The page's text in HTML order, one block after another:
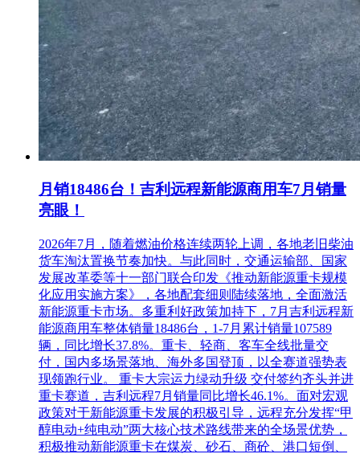
月销18486台！吉利远程新能源商用车7月销量
亮眼！
2026年7月，随着燃油价格连续两轮上调，各地老旧柴油
货车淘汰置换节奏加快。与此同时，交通运输部、国家
发展改革委等十一部门联合印发《推动新能源重卡规模
化应用实施方案》，各地配套细则陆续落地，全面激活
新能源重卡市场。多重利好政策加持下，7月吉利远程新
能源商用车整体销量18486台，1-7月累计销量107589
辆，同比增长37.8%。重卡、轻商、客车全线批量交
付，国内多场景落地、海外多国登顶，以全赛道强势表
现领跑行业。 重卡大宗运力绿动升级 交付签约齐头并进
重卡赛道，吉利远程7月销量同比增长46.1%。面对宏观
政策对于新能源重卡发展的积极引导，远程充分发挥“甲
醇电动+纯电动”两大核心技术路线带来的全场景优势，
积极推动新能源重卡在煤炭、砂石、商砼、港口短倒、